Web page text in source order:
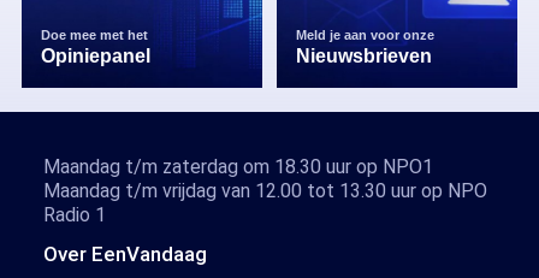
Doe mee met het
Opiniepanel
Meld je aan voor onze
Nieuwsbrieven
Over EenVandaag
Maandag t/m zaterdag om 18.30 uur op NPO1
Maandag t/m vrijdag van 12.00 tot 13.30 uur op NPO
Radio 1